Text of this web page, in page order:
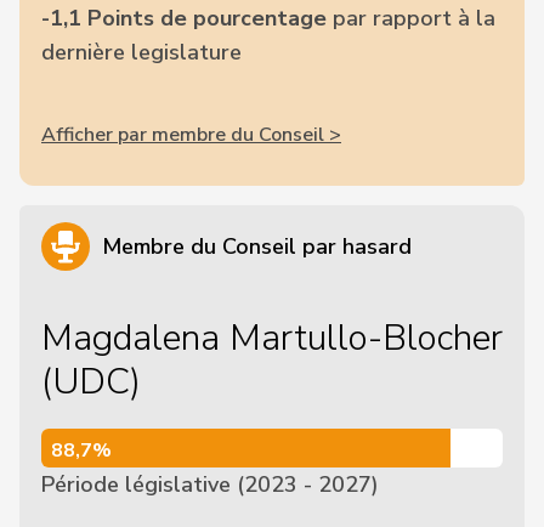
-1,1 Points de pourcentage par rapport à la
dernière legislature
Afficher par membre du Conseil >
Membre du Conseil par hasard
Magdalena Martullo-Blocher
(UDC)
88,7%
88,7%
Période législative (2023 - 2027)